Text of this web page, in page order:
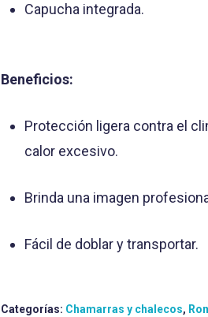
Capucha integrada.
Beneficios:
Protección ligera contra el
calor excesivo.
Brinda una imagen
Fácil de doblar y transportar.
Categorías: Chamarras y chalecos,